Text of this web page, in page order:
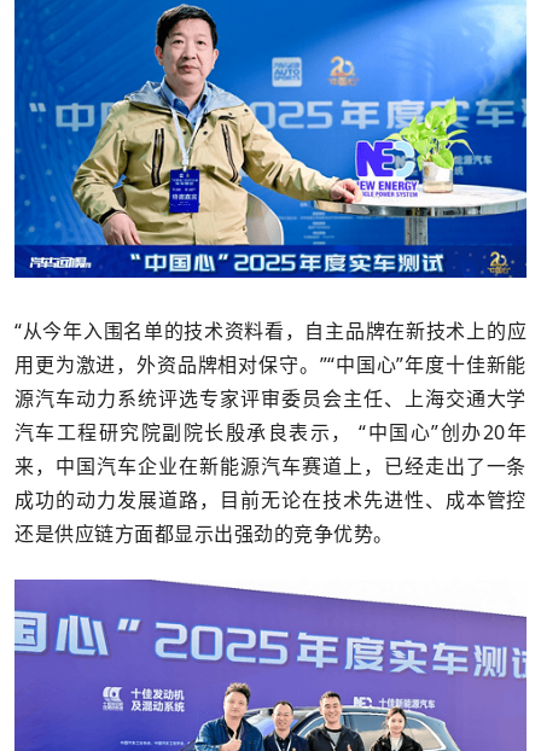
“从今年入围名单的技术资料看，自主品牌在新技术上的应
用更为激进，外资品牌相对保守。”“中国心”年度十佳新能
源汽车动力系统评选专家评审委员会主任、上海交通大学
汽车工程研究院副院长殷承良表示， “中国心”创办20年
来，中国汽车企业在新能源汽车赛道上，已经走出了一条
成功的动力发展道路，目前无论在技术先进性、成本管控
还是供应链方面都显示出强劲的竞争优势。